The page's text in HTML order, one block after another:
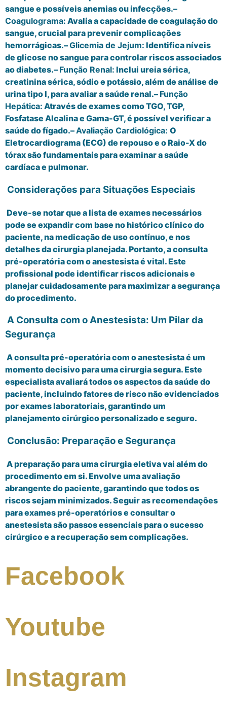
sangue e possíveis anemias ou infecções.–
Coagulograma: Avalia a capacidade de coagulação do
sangue, crucial para prevenir complicações
hemorrágicas.–Glicemia de Jejum: Identifica níveis
de glicose no sangue para controlar riscos associados
ao diabetes.– Função Renal: Inclui ureia sérica,
creatinina sérica, sódio e potássio, além de análise de
urina tipo I, para avaliar a saúde renal.– Função
Hepática: Através de exames como TGO, TGP,
Fosfatase Alcalina e Gama-GT, é possível verificar a
saúde do fígado.–Avaliação Cardiológica: O
Eletrocardiograma (ECG) de repouso e o Raio-X do
tórax são fundamentais para examinar a saúde
cardíaca e pulmonar.
Considerações para Situações Especiais
Deve-se notar que a lista de exames necessários
pode se expandir com base no histórico clínico do
paciente, na medicação de uso contínuo, e nos
detalhes da cirurgia planejada. Portanto, a consulta
pré-operatória com o anestesista é vital. Este
profissional pode identificar riscos adicionais e
planejar cuidadosamente para maximizar a segurança
do procedimento.
A Consulta com o Anestesista: Um Pilar da
Segurança
A consulta pré-operatória com o anestesista é um
momento decisivo para uma cirurgia segura. Este
especialista avaliará todos os aspectos da saúde do
paciente, incluindo fatores de risco não evidenciados
por exames laboratoriais, garantindo um
planejamento cirúrgico personalizado e seguro.
Conclusão: Preparação e Segurança
A preparação para uma cirurgia eletiva vai além do
procedimento em si. Envolve uma avaliação
abrangente do paciente, garantindo que todos os
riscos sejam minimizados. Seguir as recomendações
para exames pré-operatórios e consultar o
anestesista são passos essenciais para o sucesso
cirúrgico e a recuperação sem complicações.
Facebook
Youtube
Instagram